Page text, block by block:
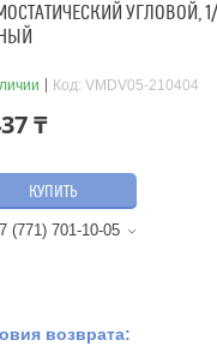
УГЛОВОЙ,
Код: VMDV05-210404
₸
КУПИТЬ
(771) 701-10-05